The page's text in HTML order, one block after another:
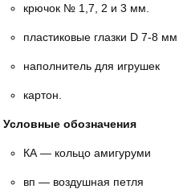
крючок № 1,7, 2 и 3 мм.
пластиковые глазки D 7-8 мм
наполнитель для игрушек
картон.
Условные обозначения
КА — кольцо амигуруми
вп — воздушная петля